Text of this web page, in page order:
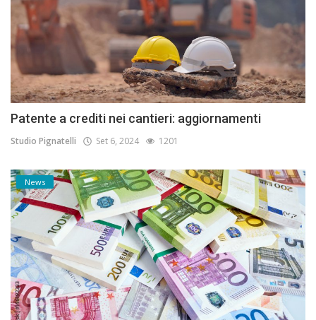
Patente a crediti nei cantieri: aggiornamenti
Studio Pignatelli Set 6, 2024 1201
News